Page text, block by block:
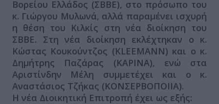
Βορείου Ελλάδος (ΣΒΒΕ), στο πρόσωπο του
κ. Γιώργου Μυλωνά, αλλά παραμένει ισχυρή
η θέση του Κιλκίς στη νέα διοίκηση του
ΣΒΒΕ. Στη νέα διοίκηση εκλέχτηκαν ο κ.
Κώστας Κουκούντζος (KLEEMANN) και ο κ.
Δημήτρης Παζάρας (ΚΑΡΙΝΑ), ενώ στα
Αριστίνδην Μέλη συμμετέχει και ο κ.
Αναστάσιος Τζήκας (ΚΟΝΣΕΡΒΟΠΟΙΙΑ).
Η νέα Διοικητική Επιτροπή έχει ως εξής: